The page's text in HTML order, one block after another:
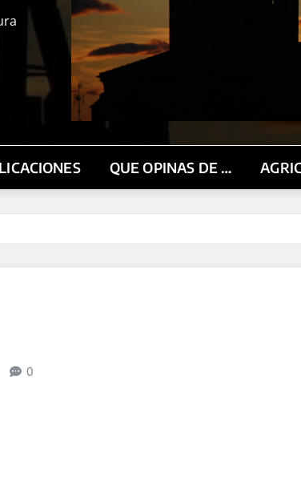
QUE OPINAS DE …
0